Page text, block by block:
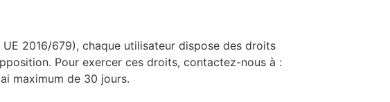
2016/679), chaque utilisateur dispose des droits
Pour exercer ces droits, contactez-nous à :
maximum de 30 jours.